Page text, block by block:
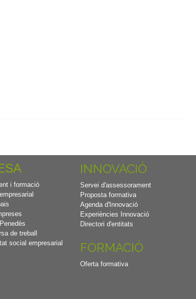
i formació
de treball
social empresarial
INNOVACIÓ
Servei d'assessorament
Proposta formativa
Agenda d'Innovació
Experiències Innovació
Directori d'entitats
FORMACIÓ
Oferta formativa